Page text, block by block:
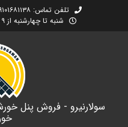
تلفن تماس: ۰۹۱۰۱۶۸۱۱۳۸ - ۰۲۱۸۸۴۵۸۶۱۹ - ۰۲۱۸۶۱۲۵۹۱۵
شنبه تا چهارشنبه از ۹ صبح تا ۱۷ و پنجشنبه تا ۱۲:۳۰
سولارنیرو - فروش پنل